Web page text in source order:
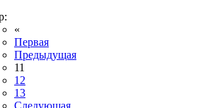
«
Первая
Предыдущая
11
12
13